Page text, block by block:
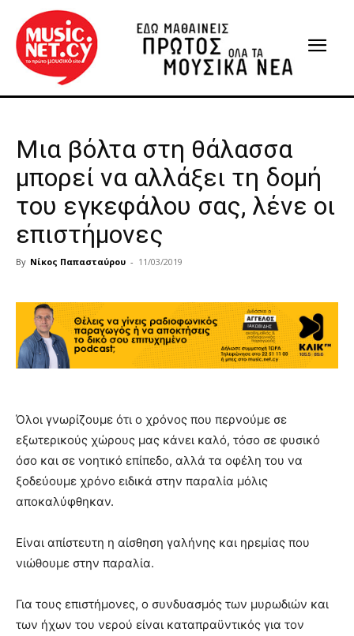
Μια βόλτα στη θάλασσα
μπορεί να αλλάξει τη δομή
του εγκεφάλου σας, λένε οι
επιστήμονες
By Νίκος Παπασταύρου - 11/03/2019
Όλοι γνωρίζουμε ότι ο χρόνος που περνούμε σε
εξωτερικούς χώρους μας κάνει καλό, τόσο σε φυσικό
όσο και σε νοητικό επίπεδο, αλλά τα οφέλη του να
ξοδεύουμε χρόνο ειδικά στην παραλία μόλις
αποκαλύφθηκαν.
Είναι απίστευτη η αίσθηση γαλήνης και ηρεμίας που
νιώθουμε στην παραλία.
Για τους επιστήμονες, ο συνδυασμός των μυρωδιών και
των ήχων του νερού είναι καταπραϋντικός για τον